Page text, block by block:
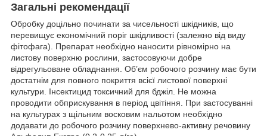
Загальні рекомендації
Обробку доцільно починати за чисельності шкідників, що
перевищує економічний поріг шкідливості (залежно від виду
фітофага). Препарат необхідно наносити рівномірно на
листову поверхню рослини, застосовуючи добре
відрегульоване обладнання. Об’єм робочого розчину має бути
достатнім для повного покриття всієї листової поверхні
культури. Інсектицид токсичний для бджіл. Не можна
проводити обприскування в період цвітіння. При застосуванні
на культурах з щільним восковим нальотом необхідно
додавати до робочого розчину поверхнево-активну речовину